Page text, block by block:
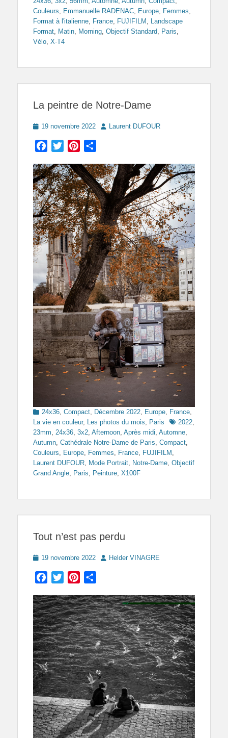
Couleurs
Emmanuelle RADENAC Europe Femmes
Format à l'italienne France FUJIFILM
Landscape
Format Matin Morning Objectif Standard Paris
Vélo X-T4
La peintre de Notre-Dame
Posted
19 novembre 2022 AuthorLaurent DUFOUR
Facebook
TwitterPinterest
Categories
24x36, Compact, Décembre 2022, Europe, France,
La vie en couleur, Les photos du mois, Paris Tags2022,
23mm, 24x36, 3x2, Afternoon, Après midi, Automne,
Autumn, Cathédrale Notre-Dame de Paris, Compact,
Couleurs, Europe, Femmes, France, FUJIFILM ,
Laurent DUFOUR, Mode Portrait, Notre-Dame, Objectif
Grand Angle, Paris, Peinture, X100F
Tout n’est pas perdu
Posted
19 novembre 2022 AuthorHelder VINAGRE
Facebook
TwitterPinterest